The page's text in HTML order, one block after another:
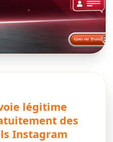
légitime
des
Instagram